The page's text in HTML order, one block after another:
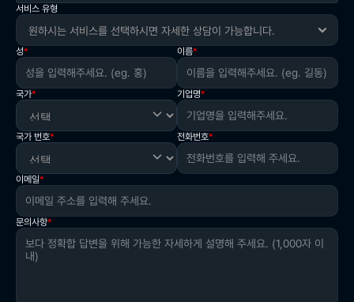
문의가 접수되었습니다.
빠른 시간 내 답변을 보내드리겠습니다.
회사소개서는 이메일에서 확인하실 수 있습니다.
확인
광고성 정보 수신 동의(선택)
㈜크라우드웍스는 정보통신망의 이용촉진 및 정보보호
등에 관한 법률 제50조 제1항에 따라 광고성 정보를 전송
하기 위해 수신자의 사전 동의를 받고 있으며, 수신 동의여
부를 정기적으로 확인합니다.
광고성 정보 수신에 동의하실 경우, ㈜크라우드웍스가 제
공하는 이벤트/혜택 등 다양한 정보 및 기타 유용한 광고
성 정보가 전자적 전송매체(e-mail, 문자)을 통해 발송됩
본 광고성 정보수신 동의 항목은 선택사항이므로 동의를
거부하는 경우에도 ㈜크라우드웍스 서비스의 이용에는
영향이 없습니다. 다만 거부 시 동의를 통해 제공 가능한
각종 혜택 이벤트 안내를 받아 보실 수 없습니다. 수신동의
따라 수신동의 상태를 변경(동의/철회)할 수 있습니다.
개인정보 수집 및 이용 동의(필수)
○ 개인정보의 수집 및 이용 목적
: 영업관련 문의 내용에 대한 답변 전달 목적
○ 수집하는 개인정보 항목
: 국가, 이름, 소속기업명, 전화번호, 이메일
○ 개인정보의 보유 및 이용 기간
: 문의 내용에 대한 답변 완료 후 1년
※ 귀하는 상기동의를 거부할 수 있습니다. 다만, 상기와 같
드리기 위해 반드시 필요한 사항으로, 만일 귀하가 이에 동
제공하기 어렵습니다.
개인정보 수집 및 이용 동의(선택)
○ 선택정보의 수집 및 이용 목적
: 뉴스레터 발송, 마케팅 및 광고에의 활용
○ 수집하는 개인정보 항목
: 이름, 소속기업명, 전화번호, 이메일
○ 개인정보의 보유 및 이용 기간
※ 이는 ㈜크라우드웍스가 제공하는 뉴스 및 서비스관련
정보를 제공받기 위해 그 수집 및 이용이 필요한 개인정보
로, 동의를 거부하시는 경우에도 해당 서비스를 제외한 나
머지 서비스에 대해서는 이용이 가능합니다.
서비스 유형
성* 이름*
국가* 기업명*
국가 번호* 전화번호*
이메일*
문의사항*